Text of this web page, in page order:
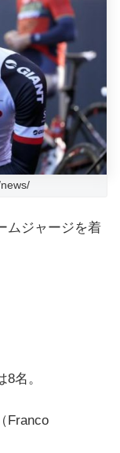
ムジャージを着
名。
Franco